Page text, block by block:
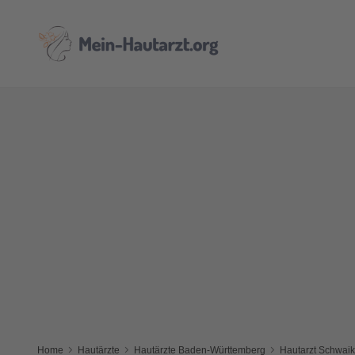
Home Hautärzte Hautärzte Baden-Württemberg Hautarzt